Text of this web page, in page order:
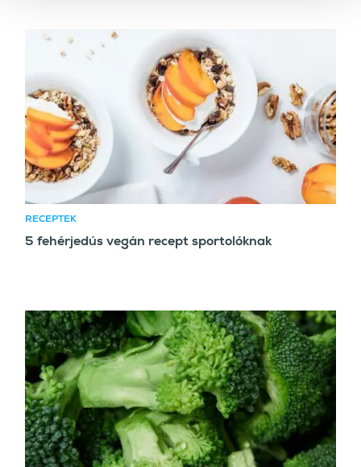
RECEPTEK
5 fehérjedús vegán recept sportolóknak